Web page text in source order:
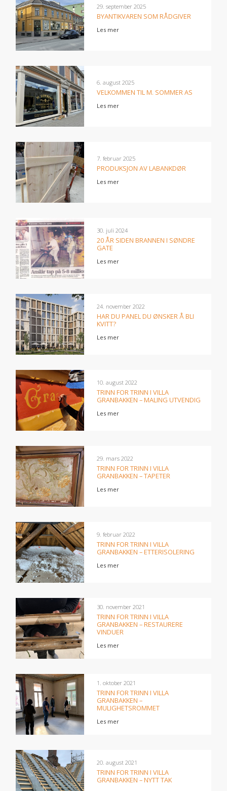
29. september 2025
BYANTIKVAREN SOM RÅDGIVER
Les mer
6. august 2025
VELKOMMEN TIL M. SOMMER AS
Les mer
7. februar 2025
PRODUKSJON AV LABANKDØR
Les mer
30. juli 2024
20 ÅR SIDEN BRANNEN I SØNDRE
GATE
Les mer
24. november 2022
HAR DU PANEL DU ØNSKER Å BLI
KVITT?
Les mer
10. august 2022
TRINN FOR TRINN I VILLA
GRANBAKKEN – MALING UTVENDIG
Les mer
29. mars 2022
TRINN FOR TRINN I VILLA
GRANBAKKEN – TAPETER
Les mer
9. februar 2022
TRINN FOR TRINN I VILLA
GRANBAKKEN – ETTERISOLERING
Les mer
30. november 2021
TRINN FOR TRINN I VILLA
GRANBAKKEN – RESTAURERE
VINDUER
Les mer
1. oktober 2021
TRINN FOR TRINN I VILLA
GRANBAKKEN –
MULIGHETSROMMET
Les mer
20. august 2021
TRINN FOR TRINN I VILLA
GRANBAKKEN – NYTT TAK